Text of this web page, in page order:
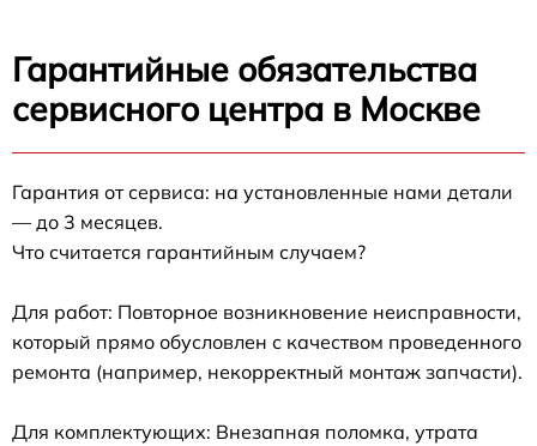
Гарантийные обязательства
сервисного центра в Москве
Гарантия от сервиса: на установленные нами детали
— до 3 месяцев.
Что считается гарантийным случаем?
Для работ: Повторное возникновение неисправности,
который прямо обусловлен с качеством проведенного
ремонта (например, некорректный монтаж запчасти).
Для комплектующих: Внезапная поломка, утрата